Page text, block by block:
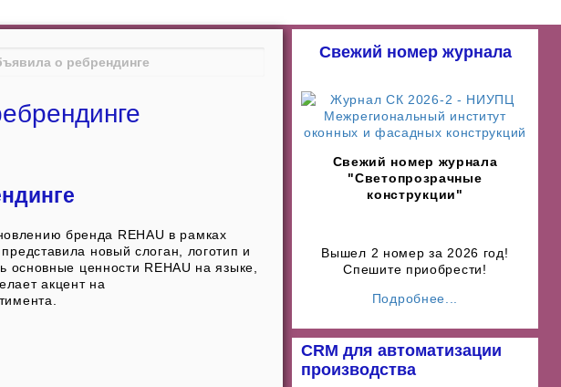
о ребрендинге
бренда REHAU в рамках
новый слоган, логотип и
основные ценности REHAU на языке,
акцент на
Свежий номер журнала
Свежий номер журнала
"Светопрозрачные
конструкции"
Вышел 2 номер за 2026 год!
Спешите приобрести!
Подробнее...
CRM для автоматизации
производства